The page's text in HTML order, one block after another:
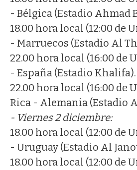
- Bélgica (Estadio Ahmad
18.00 hora local (12:00 de
- Marruecos (Estadio Al
22.00 hora local (16:00 de
- España (Estadio Khalifa).
22.00 hora local (16:00 de
Rica - Alemania (Estadio
- Viernes 2 diciembre:
18.00 hora local (12:00 de
- Uruguay (Estadio Al
18.00 hora local (12:00 de